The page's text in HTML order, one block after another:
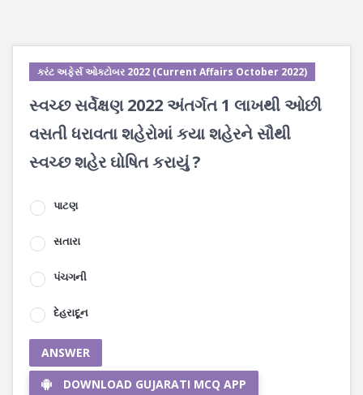
કરંટ અફેર્સ ઓક્ટોબર 2022 (Current Affairs October 2022)
સ્વચ્છ સર્વેક્ષણ 2022 અંતર્ગત 1 લાખથી ઓછી
વસતી ધરાવતા શહેરોમાં કયા શહેરને સૌથી
સ્વચ્છ શહેર ઘોષિત કરાયું ?
પાટણ
સતારા
પંચગની
દેહરાદૂન
ANSWER
DOWNLOAD GUJARATI MCQ APP